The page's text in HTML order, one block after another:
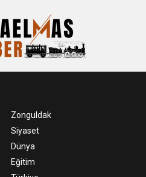
Zonguldak
Siyaset
Dünya
Eğitim